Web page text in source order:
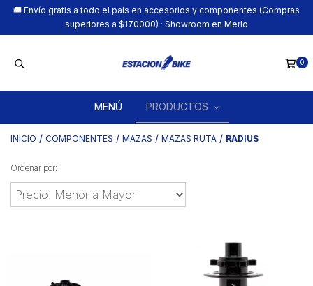
🚚 Envío gratis a todo el país en accesorios y componentes (Compras
superiores a $170000) · Showroom en Merlo
0
MENÚ PRODUCTOS
INICIO / COMPONENTES / MAZAS / MAZAS RUTA / RADIUS
Ordenar por: